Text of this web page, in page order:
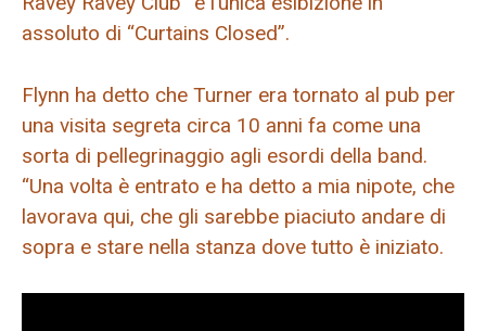
assoluto di “Curtains Closed”.
Flynn ha detto che Turner era tornato al pub per
una visita segreta circa 10 anni fa come una
sorta di pellegrinaggio agli esordi della band.
“Una volta è entrato e ha detto a mia nipote, che
lavorava qui, che gli sarebbe piaciuto andare di
sopra e stare nella stanza dove tutto è iniziato.